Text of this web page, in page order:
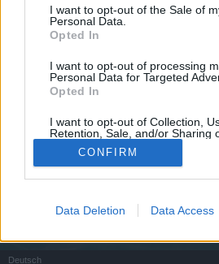
I want to opt-out of the Sale of
Personal Data.
Opted In
I want to opt-out of processing
Personal Data for Targeted
Opted In
I want to opt-out of Collection,
Retention, Sale, and/or Sharing
Personal Data that Is Unrelated
Purposes for which it was
Opted Out
CONFIRM
Data Deletion Data Access
00123
User
Hallo ich bin auf der suche nach
neu im Spiel und hoffr aber eine
30 Januar 2019
Deutsch